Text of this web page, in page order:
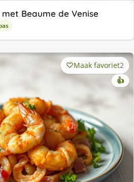
Beaume de Venise
Maak favoriet2
👍